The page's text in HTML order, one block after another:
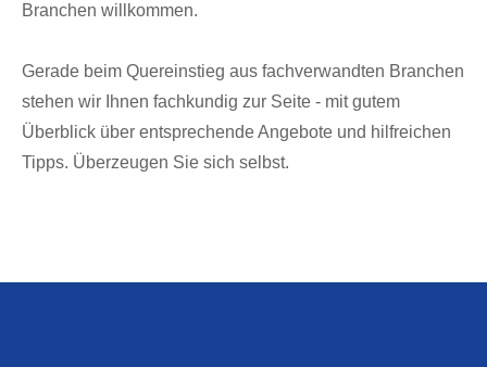
Branchen willkommen.
Gerade beim Quereinstieg aus fachverwandten Branchen
stehen wir Ihnen fachkundig zur Seite - mit gutem
Überblick über entsprechende Angebote und hilfreichen
Tipps. Überzeugen Sie sich selbst.